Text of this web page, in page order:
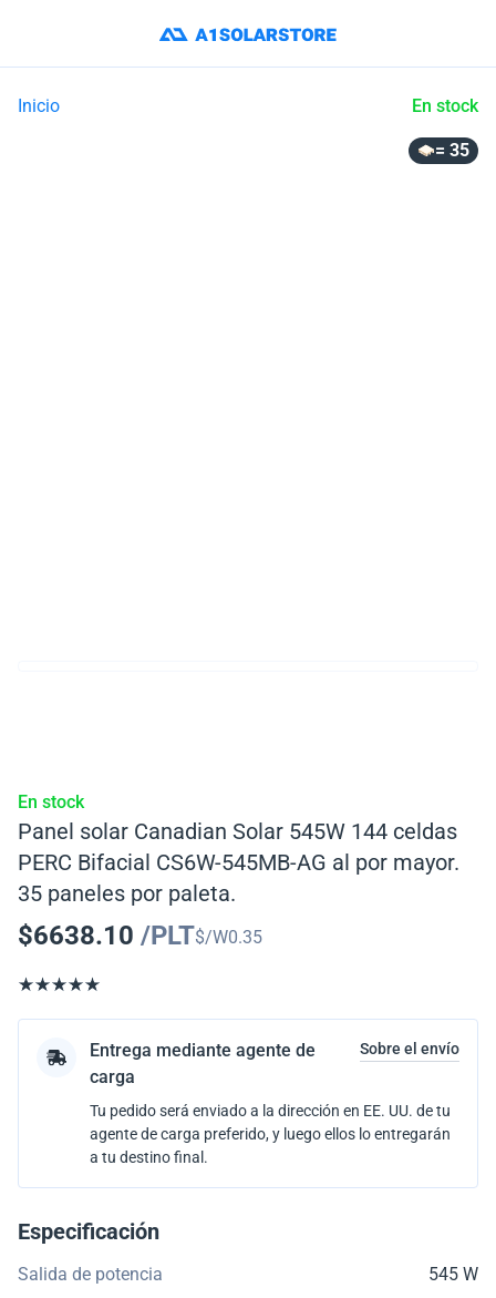
Inicio En stock
= 35
En stock
Panel solar Canadian Solar 545W 144 celdas
PERC Bifacial CS6W-545MB-AG al por mayor.
35 paneles por paleta.
$6638.10 /PLT$/W0.35
Entrega mediante agente de
carga
Sobre el envío
Tu pedido será enviado a la dirección en EE. UU. de tu
agente de carga preferido, y luego ellos lo entregarán
a tu destino final.
Especificación
Salida de potencia
545 W